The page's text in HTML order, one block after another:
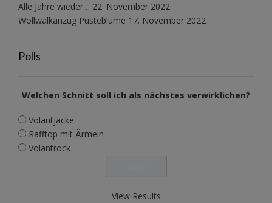
Alle Jahre wieder… 22. November 2022
Wollwalkanzug Pusteblume 17. November 2022
Polls
Welchen Schnitt soll ich als nächstes verwirklichen?
Volantjacke
Rafftop mit Ärmeln
Volantrock
View Results